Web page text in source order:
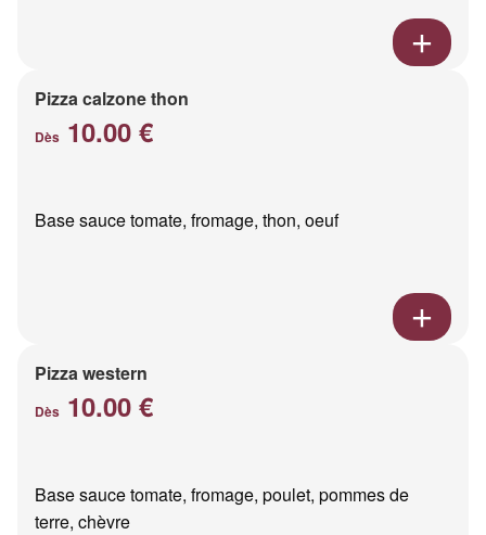
Pizza calzone thon
Dès 10.00 €
Base sauce tomate, fromage, thon, oeuf
Pizza western
Dès 10.00 €
Base sauce tomate, fromage, poulet, pommes de
terre, chèvre